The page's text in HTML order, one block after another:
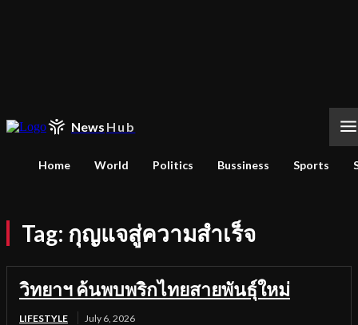
News Hub
Home World Politics Bussiness Sports
Tag: กุญแจสู่ความสำเร็จ
วิทยาฯ ค้นพบพริกไทยสายพันธุ์ใหม่
LIFESTYLE July 6, 2026